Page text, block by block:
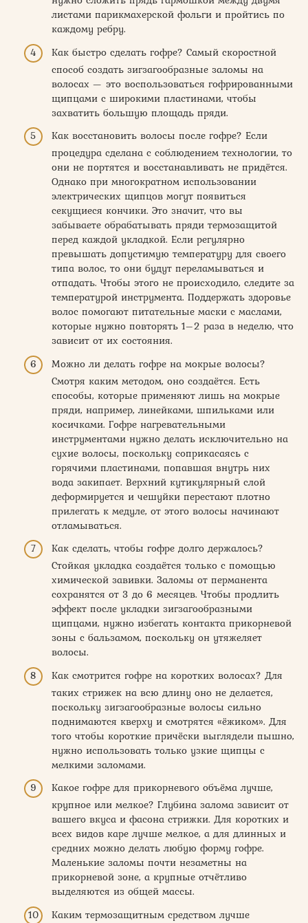
листами парикмахерской фольги и пройтись по
каждому ребру.
Как быстро сделать гофре? Самый скоростной
способ создать зигзагообразные заломы на
волосах — это воспользоваться гофрированными
щипцами с широкими пластинами, чтобы
захватить большую площадь пряди.
Как восстановить волосы после гофре? Если
процедура сделана с соблюдением технологии, то
они не портятся и восстанавливать не придётся.
Однако при многократном использовании
электрических щипцов могут появиться
секущиеся кончики. Это значит, что вы
забываете обрабатывать пряди термозащитой
перед каждой укладкой. Если регулярно
превышать допустимую температуру для своего
типа волос, то они будут переламываться и
отпадать. Чтобы этого не происходило, следите за
температурой инструмента. Поддержать здоровье
волос помогают питательные маски с маслами,
которые нужно повторять 1–2 раза в неделю, что
зависит от их состояния.
Можно ли делать гофре на мокрые волосы?
Смотря каким методом, оно создаётся. Есть
способы, которые применяют лишь на мокрые
пряди, например, линейками, шпильками или
косичками. Гофре нагревательными
инструментами нужно делать исключительно на
сухие волосы, поскольку соприкасаясь с
горячими пластинами, попавшая внутрь них
вода закипает. Верхний кутикулярный слой
деформируется и чешуйки перестают плотно
прилегать к медуле, от этого волосы начинают
отламываться.
Как сделать, чтобы гофре долго держалось?
Стойкая укладка создаётся только с помощью
химической завивки. Заломы от перманента
сохранятся от 3 до 6 месяцев. Чтобы продлить
эффект после укладки зигзагообразными
щипцами, нужно избегать контакта прикорневой
зоны с бальзамом, поскольку он утяжеляет
волосы.
Как смотрится гофре на коротких волосах? Для
таких стрижек на всю длину оно не делается,
поскольку зигзагообразные волосы сильно
поднимаются кверху и смотрятся «ёжиком». Для
того чтобы короткие причёски выглядели пышно,
нужно использовать только узкие щипцы с
мелкими заломами.
Какое гофре для прикорневого объёма лучше,
крупное или мелкое? Глубина залома зависит от
вашего вкуса и фасона стрижки. Для коротких и
всех видов каре лучше мелкое, а для длинных и
средних можно делать любую форму гофре.
Маленькие заломы почти незаметны на
прикорневой зоне, а крупные отчётливо
выделяются из общей массы.
Каким термозащитным средством лучше